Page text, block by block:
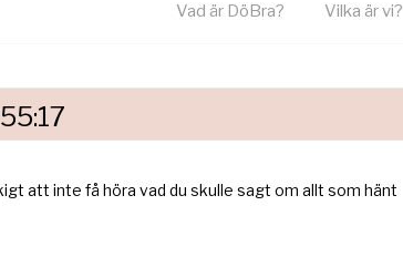
Vad är DöBra? Vilka är vi?
att inte få höra vad du skulle sagt om allt som hänt